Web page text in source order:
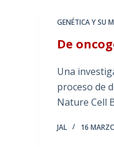
GENÉTICA Y SU
De
Una
proceso de
Nature Cell
JAL 16